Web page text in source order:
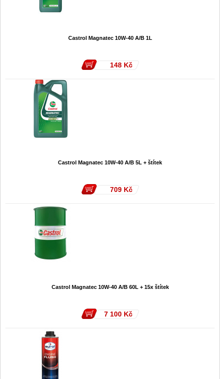
Castrol Magnatec 10W-40 A/B 1L
148 Kč
Castrol Magnatec 10W-40 A/B 5L + štítek
709 Kč
Castrol Magnatec 10W-40 A/B 60L + 15x štítek
7 100 Kč